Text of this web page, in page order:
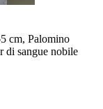
cm, Palomino
di sangue nobile